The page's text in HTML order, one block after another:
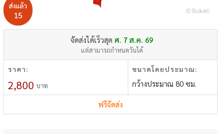
ส่งแล้ว
15
จัดส่งได้เร็วสุด ศ. 7 ส.ค. 69
แต่สามารถกำหนดวันได้
ราคา:
2,800 บาท
ขนาดโดยประมาณ:
กว้างประมาณ 80 ซม.
ฟรีจัดส่ง